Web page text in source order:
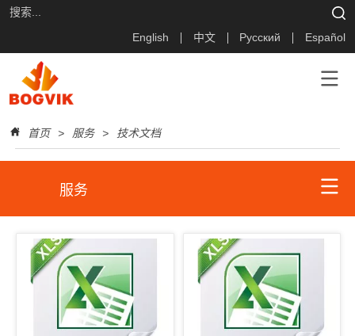
English 中文 Русский Español
首页 > 服务 > 技术文档
服务